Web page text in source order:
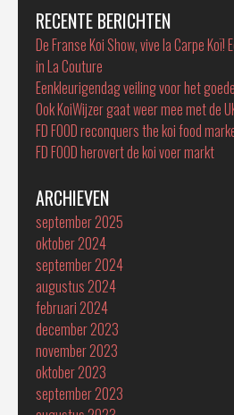
RECENTE BERICHTEN
De Franse Koi Show, vive la Carpe
in La Couture
Eenkleurigendag veiling voor het
Ook KoiWijzer gaat weer mee met de
FD FOOD reconquers the koi food
FD FOOD herovert de koi voer markt
ARCHIEVEN
september 2025
oktober 2024
september 2024
augustus 2024
februari 2024
december 2023
november 2023
oktober 2023
september 2023